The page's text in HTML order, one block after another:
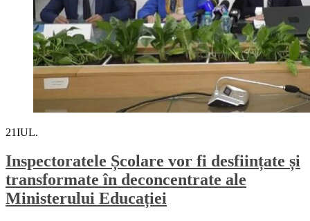
21IUL.
Inspectoratele Școlare vor fi desființate și
transformate în deconcentrate ale
Ministerului Educației